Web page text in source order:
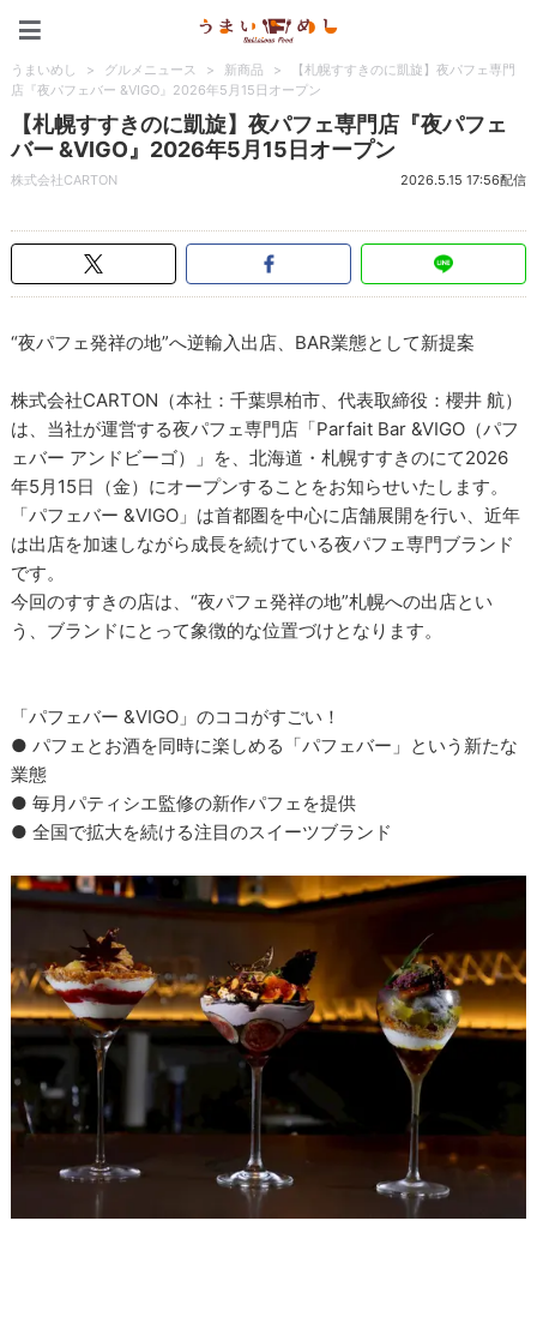
うまいめし > グルメニュース > 新商品 >
【札幌すすきのに凱旋】夜パフェ専門
店『夜パフェバー &VIGO』2026年5月15日オープン
【札幌すすきのに凱旋】夜パフェ専門店『夜パフェ
バー &VIGO』2026年5月15日オープン
株式会社CARTON 2026.5.15 17:56配信
“夜パフェ発祥の地”へ逆輸入出店、BAR業態として新提案
株式会社CARTON（本社：千葉県柏市、代表取締役：櫻井 航）
は、当社が運営する夜パフェ専門店「Parfait Bar &VIGO（パフ
ェバー アンドビーゴ）」を、北海道・札幌すすきのにて2026
年5月15日（金）にオープンすることをお知らせいたします。
「パフェバー &VIGO」は首都圏を中心に店舗展開を行い、近年
は出店を加速しながら成長を続けている夜パフェ専門ブランド
です。
今回のすすきの店は、“夜パフェ発祥の地”札幌への出店とい
う、ブランドにとって象徴的な位置づけとなります。
「パフェバー &VIGO」のココがすごい！
● パフェとお酒を同時に楽しめる「パフェバー」という新たな
業態
● 毎月パティシエ監修の新作パフェを提供
● 全国で拡大を続ける注目のスイーツブランド